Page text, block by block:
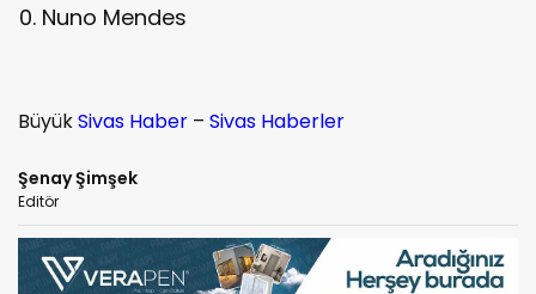
Nuno Mendes
BüyükSivas Haber – Sivas Haberler
Şenay Şimşek
Editör